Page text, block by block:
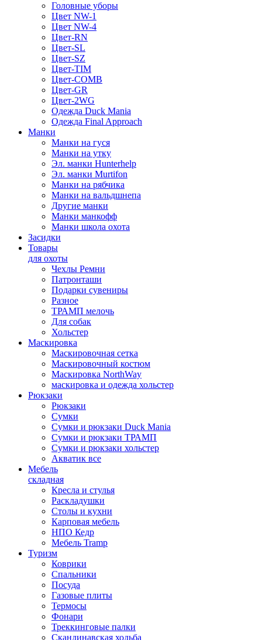
Головные уборы
Цвет NW-1
Цвет NW-4
Цвет-RN
Цвет-SL
Цвет-SZ
Цвет-TIM
Цвет-COMB
Цвет-GR
Цвет-2WG
Одежда Duck Mania
Одежда Final Approach
Манки
Манки на гуся
Манки на утку
Эл. манки Hunterhelp
Эл. манки Murtifon
Манки на рябчика
Манки на вальдшнепа
Другие манки
Манки манкофф
Манки школа охота
Засидки
Товары
для охоты
Чехлы Ремни
Патронташи
Подарки сувениры
Разное
ТРАМП мелочь
Для собак
Хольстер
Маскировка
Маскировочная сетка
Маскировочный костюм
Маскировка NorthWay
маскировка и одежда хольстер
Рюкзаки
Рюкзаки
Сумки
Сумки и рюкзаки Duck Mania
Сумки и рюкзаки ТРАМП
Сумки и рюкзаки хольстер
Акватик все
Мебель
складная
Кресла и стулья
Раскладушки
Столы и кухни
Карповая мебель
НПО Кедр
Мебель Tramp
Туризм
Коврики
Спальники
Посуда
Газовые плиты
Термосы
Фонари
Треккинговые палки
Скандинавская ходьба